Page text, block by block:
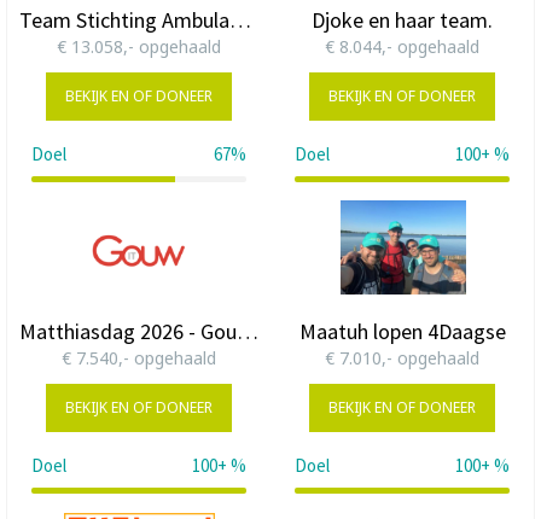
Team Stichting Ambulance Wens
€ 13.058,- opgehaald
BEKIJK EN OF DONEER
Doel 67%
67%
Djoke en haar team.
€ 8.044,- opgehaald
BEKIJK EN OF DONEER
Doel 100+ %
123%
Matthiasdag 2026 - GouwIT in actie
€ 7.540,- opgehaald
BEKIJK EN OF DONEER
Doel 100+ %
Maatuh lopen 4Daagse
€ 7.010,- opgehaald
BEKIJK EN OF DONEER
Doel 100+ %
175%